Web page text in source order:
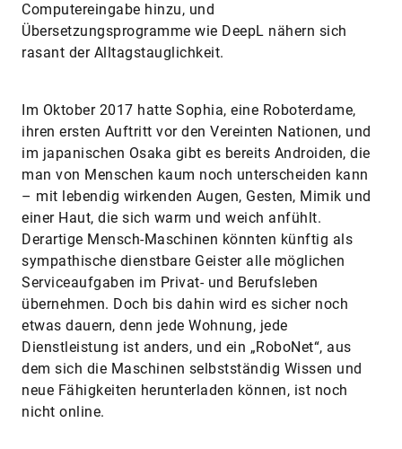
Computereingabe hinzu, und
Übersetzungsprogramme wie DeepL nähern sich
rasant der Alltagstauglichkeit.
Im Oktober 2017 hatte Sophia, eine Roboterdame,
ihren ersten Auftritt vor den Vereinten Nationen, und
im japanischen Osaka gibt es bereits Androiden, die
man von Menschen kaum noch unterscheiden kann
– mit lebendig wirkenden Augen, Gesten, Mimik und
einer Haut, die sich warm und weich anfühlt.
Derartige Mensch-Maschinen könnten künftig als
sympathische dienstbare Geister alle möglichen
Serviceaufgaben im Privat- und Berufsleben
übernehmen. Doch bis dahin wird es sicher noch
etwas dauern, denn jede Wohnung, jede
Dienstleistung ist anders, und ein „RoboNet“, aus
dem sich die Maschinen selbstständig Wissen und
neue Fähigkeiten herunterladen können, ist noch
nicht online.